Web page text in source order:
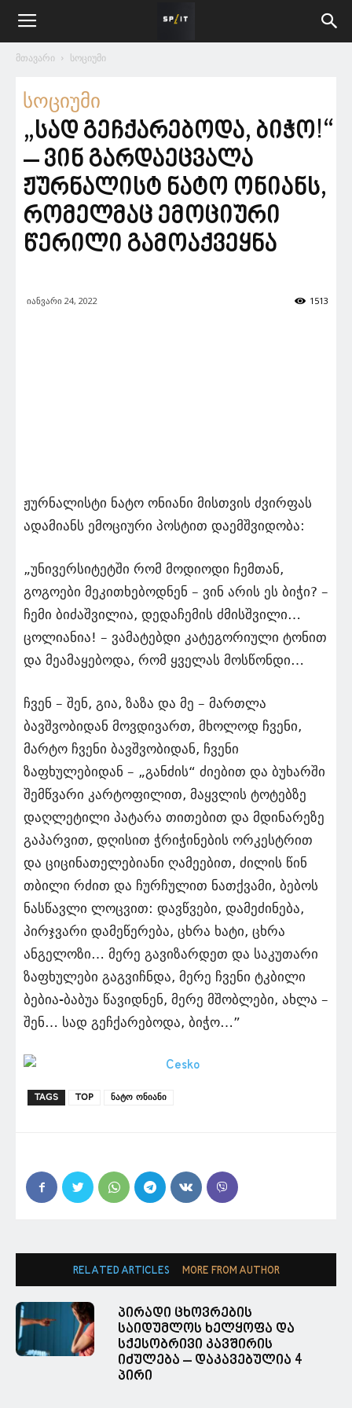
მთავარი სოციუმი
სოციუმი
„სად გეჩქარებოდა, ბიჭო!“
– ვინ გარდაეცვალა
ჟურნალისტ ნატო ონიანს,
რომელმაც ემოციური
წერილი გამოაქვეყნა
იანვარი 24, 2022 1513
ჟურნალისტი ნატო ონიანი მისთვის ძვირფას
ადამიანს ემოციური პოსტით დაემშვიდობა:
„უნივერსიტეტში რომ მოდიოდი ჩემთან,
გოგოები მეკითხებოდნენ – ვინ არის ეს ბიჭი? –
ჩემი ბიძაშვილია, დედაჩემის ძმისშვილი…
ცოლიანია! – ვამატებდი კატეგორიული ტონით
და მეამაყებოდა, რომ ყველას მოსწონდი…
ჩვენ – შენ, გია, ზაზა და მე – მართლა
ბავშვობიდან მოვდივართ, მხოლოდ ჩვენი,
მარტო ჩვენი ბავშვობიდან, ჩვენი
ზაფხულებიდან – „განძის“ ძიებით და ბუხარში
შემწვარი კარტოფილით, მაყვლის ტოტებზე
დაღლეტილი პატარა თითებით და მდინარეზე
გაპარვით, დღისით ჭრიჭინების ორკესტრით
და ციცინათელებიანი ღამეებით, ძილის წინ
თბილი რძით და ჩურჩულით ნათქვამი, ბებოს
ნასწავლი ლოცვით: დავწვები, დამეძინება,
პირჯვარი დამეწერება, ცხრა ხატი, ცხრა
ანგელოზი… მერე გავიზარდეთ და საკუთარი
ზაფხულები გაგვიჩნდა, მერე ჩვენი ტკბილი
ბებია-ბაბუა წავიდნენ, მერე მშობლები, ახლა –
შენ… სად გეჩქარებოდა, ბიჭო…”
TAGS TOP ნატო ონიანი
RELATED ARTICLES MORE FROM AUTHOR
პირადი ცხოვრების
საიდუმლოს ხელყოფა და
სქესობრივი კავშირის
იძულება – დაკავებულია 4
პირი